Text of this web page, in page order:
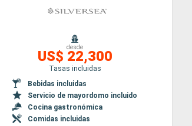
desde
US$ 22,300
Tasas incluidas
Bebidas incluidas
Servicio de mayordomo incluido
Cocina gastronómica
Comidas incluidas